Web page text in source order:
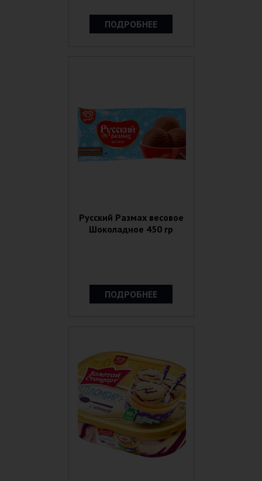
ПОДРОБНЕЕ
Русский Размах весовое
Шоколадное 450 гр
ПОДРОБНЕЕ